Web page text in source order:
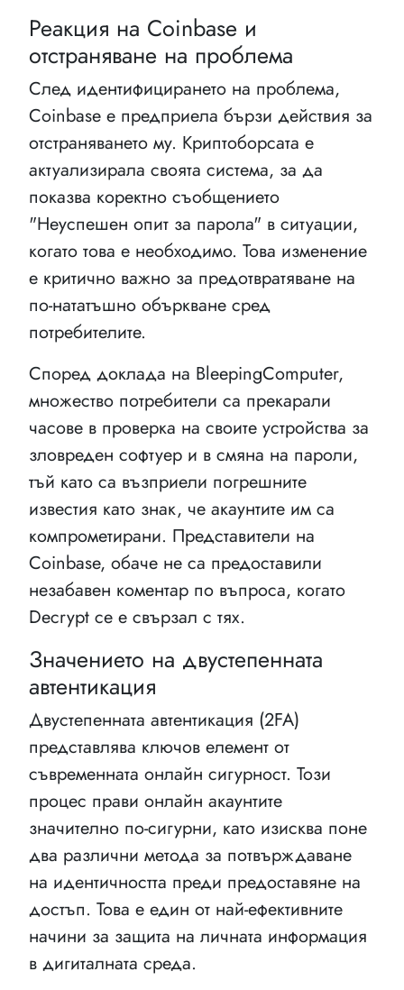
Реакция на Coinbase и
отстраняване на проблема
След идентифицирането на проблема,
Coinbase е предприела бързи действия за
отстраняването му. Криптоборсата е
актуализирала своята система, за да
показва коректно съобщението
"Неуспешен опит за парола" в ситуации,
когато това е необходимо. Това изменение
е критично важно за предотвратяване на
по-нататъшно объркване сред
потребителите.
Според доклада на BleepingComputer,
множество потребители са прекарали
часове в проверка на своите устройства за
зловреден софтуер и в смяна на пароли,
тъй като са възприели погрешните
известия като знак, че акаунтите им са
компрометирани. Представители на
Coinbase, обаче не са предоставили
незабавен коментар по въпроса, когато
Decrypt се е свързал с тях.
Значението на двустепенната
автентикация
Двустепенната автентикация (2FA)
представлява ключов елемент от
съвременната онлайн сигурност. Този
процес прави онлайн акаунтите
значително по-сигурни, като изисква поне
два различни метода за потвърждаване
на идентичността преди предоставяне на
достъп. Това е един от най-ефективните
начини за защита на личната информация
в дигиталната среда.